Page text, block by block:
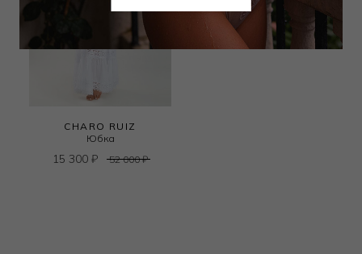
CHARO RUIZ
Юбка
15 300 ₽ 52 000₽